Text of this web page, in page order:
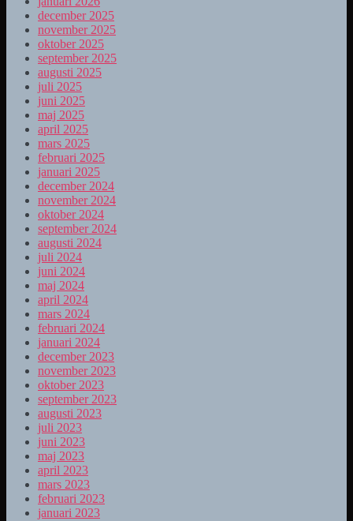
december 2025
november 2025
oktober 2025
september 2025
augusti 2025
juli 2025
juni 2025
maj 2025
april 2025
mars 2025
februari 2025
januari 2025
december 2024
november 2024
oktober 2024
september 2024
augusti 2024
juli 2024
juni 2024
maj 2024
april 2024
mars 2024
februari 2024
januari 2024
december 2023
november 2023
oktober 2023
september 2023
augusti 2023
juli 2023
juni 2023
maj 2023
april 2023
mars 2023
februari 2023
januari 2023